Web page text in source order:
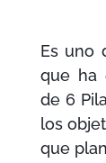
Es uno
que ha
de 6
los
que